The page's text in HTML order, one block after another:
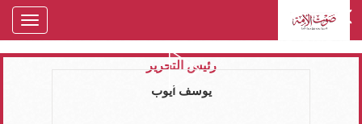
رئيس التحرير
يوسف ايوب